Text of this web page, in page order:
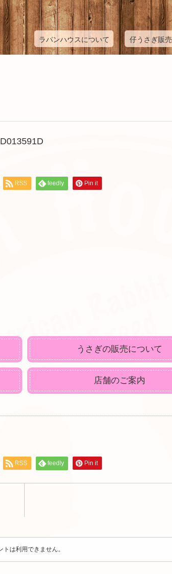
ラパンハウスについて 仔うさぎ販売
RSS feedly Pin it
うさぎの販売について
店舗のご案内
RSS feedly Pin it
トは利用できません。